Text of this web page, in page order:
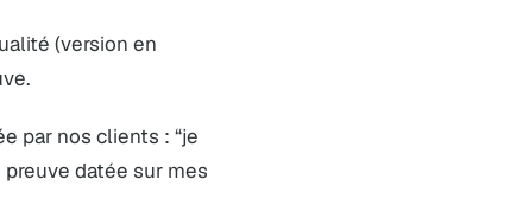
(version en
par nos clients : “je
datée sur mes